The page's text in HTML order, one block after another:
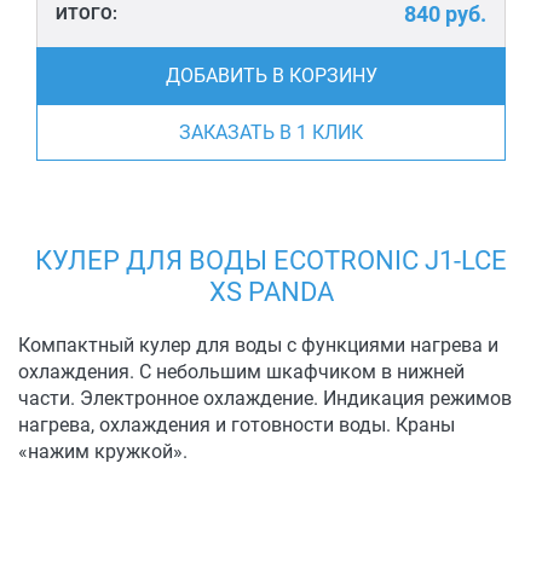
ИТОГО: 840 руб.
ДОБАВИТЬ В КОРЗИНУ
ЗАКАЗАТЬ В 1 КЛИК
КУЛЕР ДЛЯ ВОДЫ ECOTRONIC J1-LCE
XS PANDA
Компактный кулер для воды с функциями нагрева и
охлаждения. С небольшим шкафчиком в нижней
части. Электронное охлаждение. Индикация режимов
нагрева, охлаждения и готовности воды. Краны
«нажим кружкой».